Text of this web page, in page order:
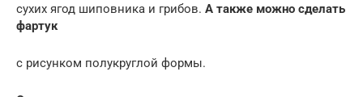
сухих ягод шиповника и грибов. А также можно сделать
фартук
с рисунком полукруглой формы.